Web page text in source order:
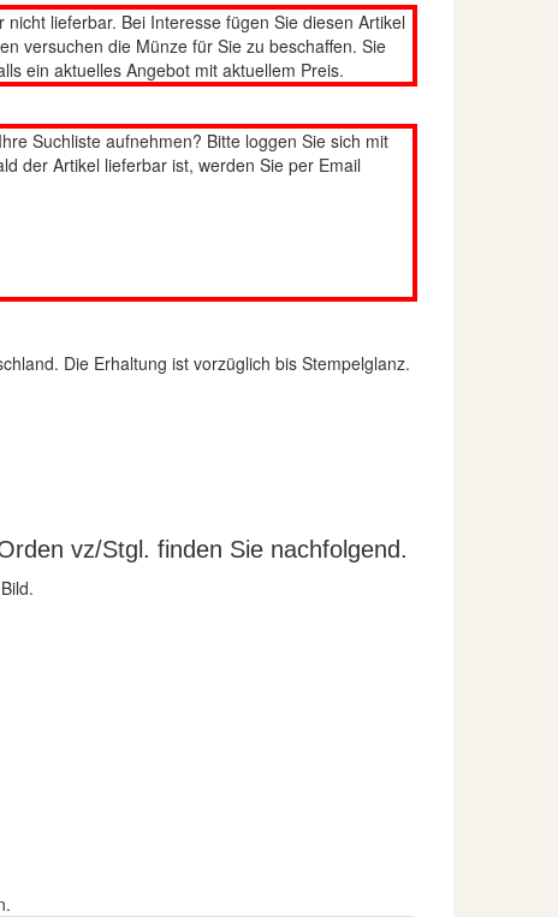
lieferbar. Bei Interesse fügen Sie diesen Artikel
versuchen die Münze für Sie zu beschaffen. Sie
ein aktuelles Angebot mit aktuellem Preis.
Suchliste aufnehmen? Bitte loggen Sie sich mit
der Artikel lieferbar ist, werden Sie per Email
Die Erhaltung ist vorzüglich bis Stempelglanz.
vz/Stgl. finden Sie nachfolgend.